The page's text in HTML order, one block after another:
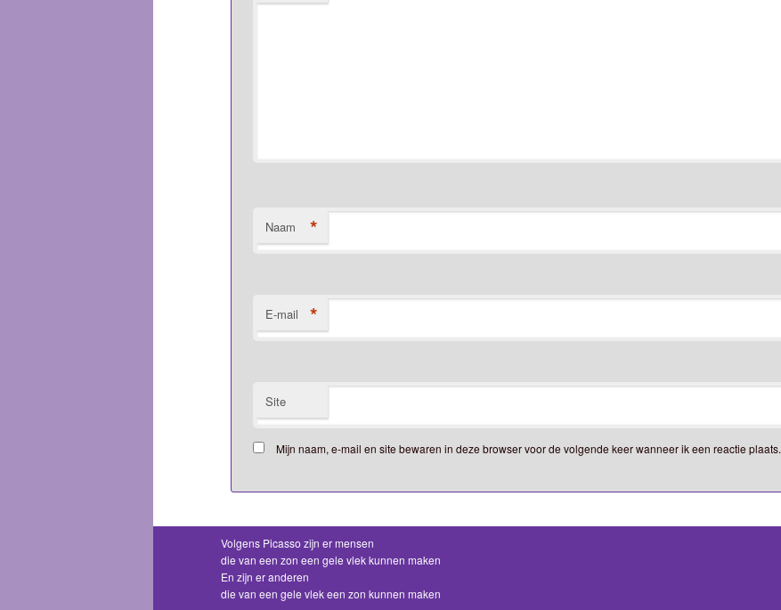
Naam *
E-mail *
Site
Mijn naam, e-mail en site bewaren in deze browser voor de volgende keer wanneer ik een reactie plaats.
Volgens Picasso zijn er mensen
die van een zon een gele vlek kunnen maken
En zijn er anderen
die van een gele vlek een zon kunnen maken